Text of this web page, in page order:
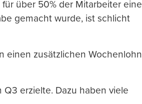
über 50% der Mitarbeiter eine
gemacht wurde, ist schlicht
einen zusätzlichen Wochenlohn
Q3 erzielte. Dazu haben viele